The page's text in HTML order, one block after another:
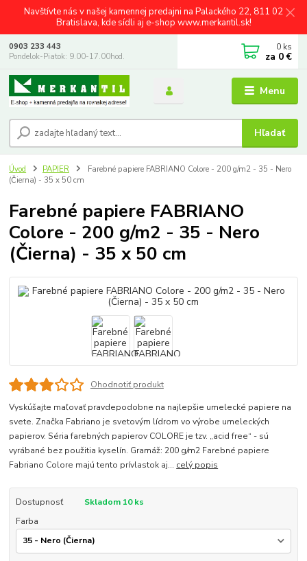
Navštívte nás v našej kamennej predajni na Palackého 22, 811 02
Bratislava, kde sídli aj e-shop www.merkantil.sk!
Menu
Hľadať
0903 233 443
Pondelok-Piatok: 9.00-17.00hod.
0 ks
za 0 €
Úvod PAPIER
Farebné papiere FABRIANO Colore - 200 g/m2 - 35 - Nero
(Čierna) - 35 x 50 cm
Farebné papiere FABRIANO
Colore - 200 g/m2 - 35 - Nero
(Čierna) - 35 x 50 cm
Ohodnotiť produkt
Vyskúšajte maľovať pravdepodobne na najlepšie umelecké papiere na
svete. Značka Fabriano je svetovým lídrom vo výrobe umeleckých
papierov. Séria farebných papierov COLORE je tzv. „acid free“ - sú
vyrábané bez použitia kyselín. Gramáž: 200 g/m2 Farebné papiere
Fabriano Colore majú tento prívlastok aj... celý popis
Dostupnosť
Skladom 10 ks
Farba